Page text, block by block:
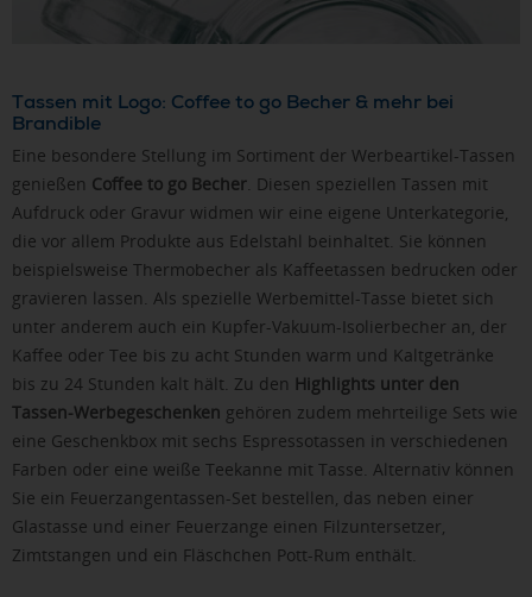
Tassen mit Logo: Coffee to go Becher & mehr bei
Brandible
Eine besondere Stellung im Sortiment der Werbeartikel-Tassen
genießen Coffee to go Becher. Diesen speziellen Tassen mit
Aufdruck oder Gravur widmen wir eine eigene Unterkategorie,
die vor allem Produkte aus Edelstahl beinhaltet. Sie können
beispielsweise Thermobecher als Kaffeetassen bedrucken oder
gravieren lassen. Als spezielle Werbemittel-Tasse bietet sich
unter anderem auch ein Kupfer-Vakuum-Isolierbecher an, der
Kaffee oder Tee bis zu acht Stunden warm und Kaltgetränke
bis zu 24 Stunden kalt hält. Zu den Highlights unter den
Tassen-Werbegeschenken gehören zudem mehrteilige Sets wie
eine Geschenkbox mit sechs Espressotassen in verschiedenen
Farben oder eine weiße Teekanne mit Tasse. Alternativ können
Sie ein Feuerzangentassen-Set bestellen, das neben einer
Glastasse und einer Feuerzange einen Filzuntersetzer,
Zimtstangen und ein Fläschchen Pott-Rum enthält.